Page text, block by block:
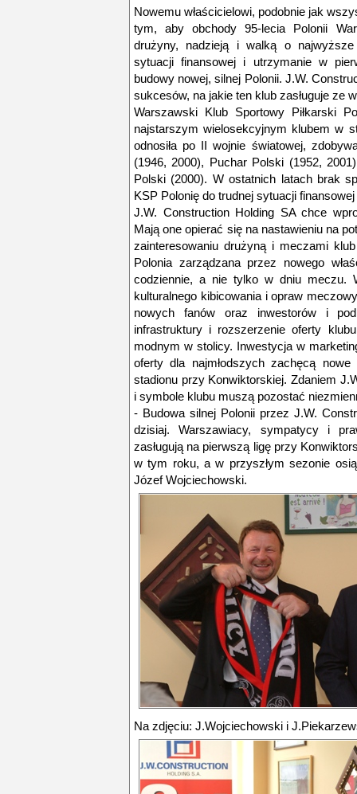
Nowemu właścicielowi, podobnie jak
tym, aby obchody 95-lecia Polonii
drużyny, nadzieją i walką o najwyższe
sytuacji finansowej i utrzymanie w
budowy nowej, silnej Polonii. J.W.
sukcesów, na jakie ten klub zasługuje ze
Warszawski Klub Sportowy Piłkarski
najstarszym wielosekcyjnym klubem w
odnosiła po II wojnie światowej,
(1946, 2000), Puchar Polski (1952,
Polski (2000). W ostatnich latach brak
KSP Polonię do trudnej sytuacji finansowej
J.W. Construction Holding SA chce
Mają one opierać się na nastawieniu na
zainteresowaniu drużyną i meczami
Polonia zarządzana przez nowego
codziennie, a nie tylko w dniu meczu.
kulturalnego kibicowania i opraw
nowych fanów oraz inwestorów i
infrastruktury i rozszerzenie oferty
modnym w stolicy. Inwestycja w
oferty dla najmłodszych zachęcą
stadionu przy Konwiktorskiej. Zdaniem
i symbole klubu muszą pozostać
- Budowa silnej Polonii przez J.W.
dzisiaj. Warszawiacy, sympatycy i
zasługują na pierwszą ligę przy
w tym roku, a w przyszłym sezonie
Józef Wojciechowski.
Na zdjęciu: J.Wojciechowski i